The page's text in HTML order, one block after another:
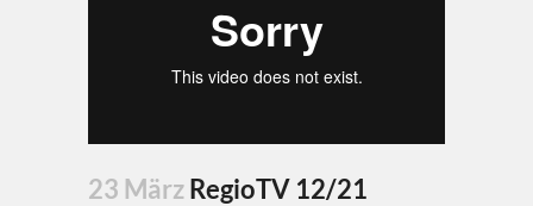
23 MärzRegioTV 12/21